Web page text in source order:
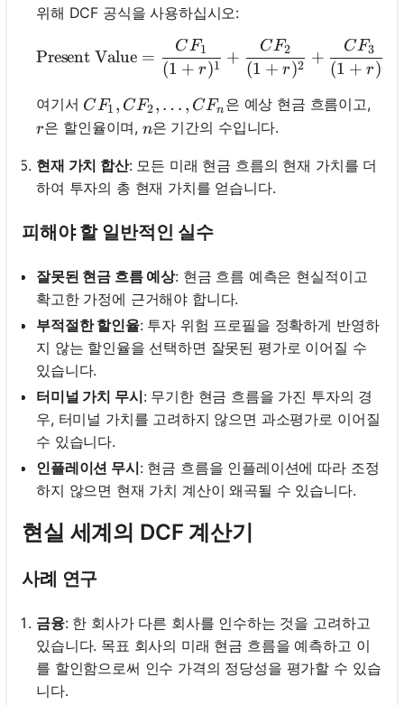
위해 DCF 공식을 사용하십시오:
\text{Present
Present Value =
(1 + r)1
CF1 +
(1 + r)2
CF2 +
(1 + r)3
CF3
여기서 CF_1, CF_2, \ldots, CF_n
CF1 , CF2, … , CFn 은 예상 현금 흐름이고,
r
r은 할인율이며, n
n은 기간의 수입니다.
현재 가치 합산: 모든 미래 현금 흐름의 현재 가치를 더
하여 투자의 총 현재 가치를 얻습니다.
피해야 할 일반적인 실수
잘못된 현금 흐름 예상: 현금 흐름 예측은 현실적이고
확고한 가정에 근거해야 합니다.
부적절한 할인율: 투자 위험 프로필을 정확하게 반영하
지 않는 할인율을 선택하면 잘못된 평가로 이어질 수
있습니다.
터미널 가치 무시: 무기한 현금 흐름을 가진 투자의 경
우, 터미널 가치를 고려하지 않으면 과소평가로 이어질
수 있습니다.
인플레이션 무시: 현금 흐름을 인플레이션에 따라 조정
하지 않으면 현재 가치 계산이 왜곡될 수 있습니다.
현실 세계의 DCF 계산기
사례 연구
금융: 한 회사가 다른 회사를 인수하는 것을 고려하고
있습니다. 목표 회사의 미래 현금 흐름을 예측하고 이
를 할인함으로써 인수 가격의 정당성을 평가할 수 있습
니다.